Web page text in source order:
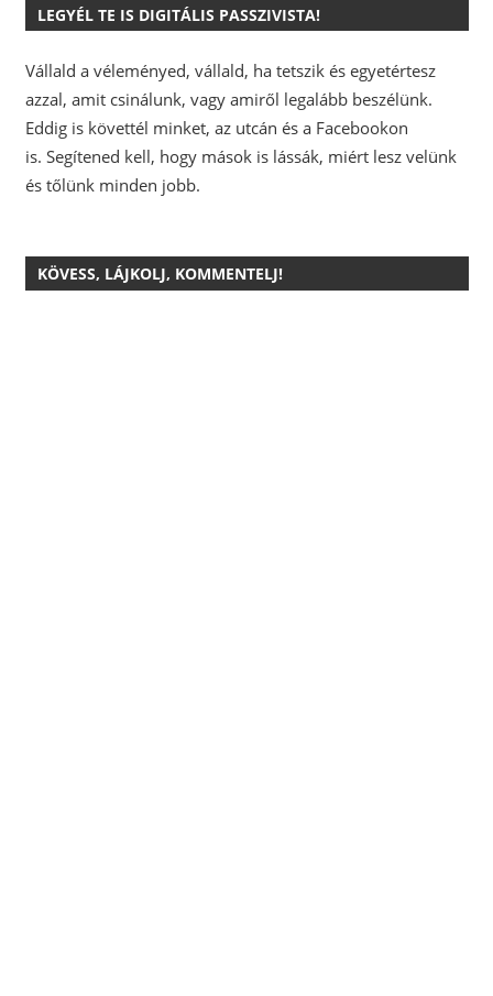
LEGYÉL TE IS DIGITÁLIS PASSZIVISTA!
Vállald a véleményed, vállald, ha tetszik és egyetértesz
azzal, amit csinálunk, vagy amiről legalább beszélünk.
Eddig is követtél minket, az utcán és a Facebookon
is. Segítened kell, hogy mások is lássák, miért lesz velünk
és tőlünk minden jobb.
KÖVESS, LÁJKOLJ, KOMMENTELJ!